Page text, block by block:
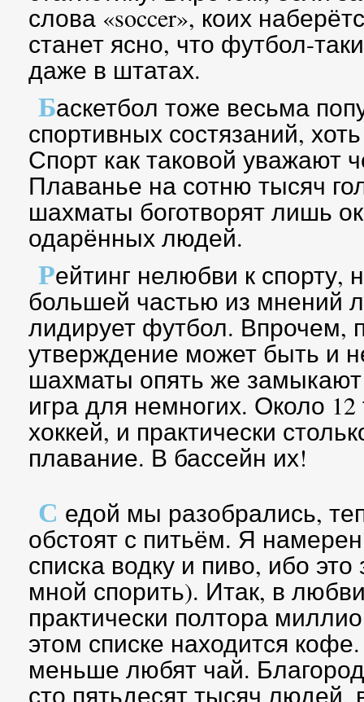
слова «soccer», коих
станет ясно, что футбол-
даже в штатах.
Баскетбол тоже весьма
спортивных состязаний,
Спорт как таковой уважают
Плаванье на сотню тысяч
шахматы боготворят лишь
одарённых людей.
Рейтинг нелюбви к спорту,
большей частью из мнений
лидирует футбол. Впрочем,
утверждение может быть и
шахматы опять же
игра для немногих. Около
хоккей, и практически
плавание. В бассейн их!
С едой мы разобрались,
обстоят с питьём. Я
списка водку и пиво, ибо
мной спорить). Итак, в
практически полтора
этом списке находится
меньше любят чай.
сто пятьдесят тысяч людей,